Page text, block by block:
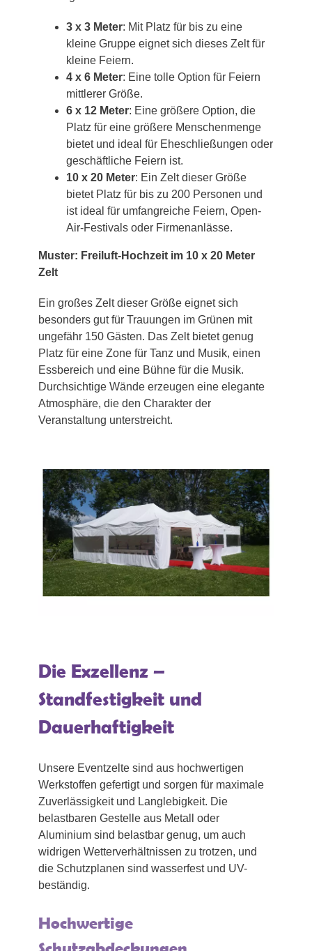
3 x 3 Meter: Mit Platz für bis zu eine
kleine Gruppe eignet sich dieses Zelt für
kleine Feiern.
4 x 6 Meter: Eine tolle Option für Feiern
mittlerer Größe.
6 x 12 Meter: Eine größere Option, die
Platz für eine größere Menschenmenge
bietet und ideal für Eheschließungen oder
geschäftliche Feiern ist.
10 x 20 Meter: Ein Zelt dieser Größe
bietet Platz für bis zu 200 Personen und
ist ideal für umfangreiche Feiern, Open-
Air-Festivals oder Firmenanlässe.
Muster: Freiluft-Hochzeit im 10 x 20 Meter
Zelt
Ein großes Zelt dieser Größe eignet sich
besonders gut für Trauungen im Grünen mit
ungefähr 150 Gästen. Das Zelt bietet genug
Platz für eine Zone für Tanz und Musik, einen
Essbereich und eine Bühne für die Musik.
Durchsichtige Wände erzeugen eine elegante
Atmosphäre, die den Charakter der
Veranstaltung unterstreicht.
Die Exzellenz –
Standfestigkeit und
Dauerhaftigkeit
Unsere Eventzelte sind aus hochwertigen
Werkstoffen gefertigt und sorgen für maximale
Zuverlässigkeit und Langlebigkeit. Die
belastbaren Gestelle aus Metall oder
Aluminium sind belastbar genug, um auch
widrigen Wetterverhältnissen zu trotzen, und
die Schutzplanen sind wasserfest und UV-
beständig.
Hochwertige